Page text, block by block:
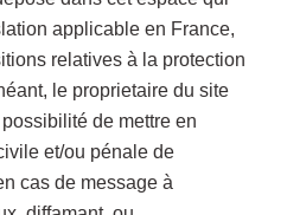
applicable en France,
relatives à la protection
le proprietaire du site
de mettre en
et/ou pénale de
cas de message à